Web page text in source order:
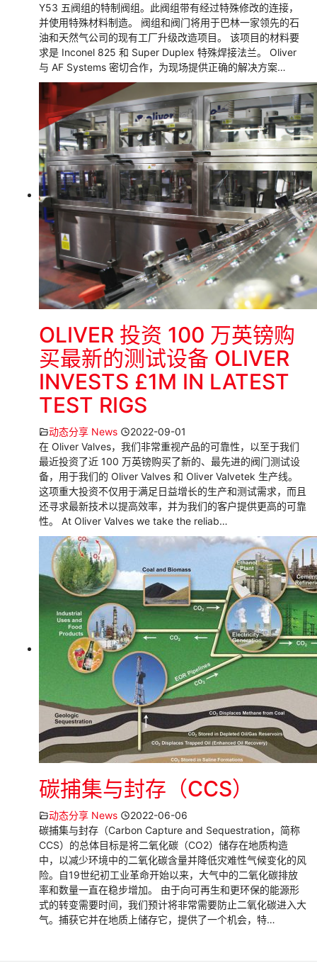
Y53 五阀组的特制阀组。此阀组带有经过特殊修改的连接，
并使用特殊材料制造。 阀组和阀门将用于巴林一家领先的石
油和天然气公司的现有工厂升级改造项目。 该项目的材料要
求是 Inconel 825 和 Super Duplex 特殊焊接法兰。 Oliver
与 AF Systems 密切合作，为现场提供正确的解决方案…
OLIVER 投资 100 万英镑购
买最新的测试设备 OLIVER
INVESTS £1M IN LATEST
TEST RIGS
动态分享 News
2022-09-01
在 Oliver Valves，我们非常重视产品的可靠性，以至于我们
最近投资了近 100 万英镑购买了新的、最先进的阀门测试设
备，用于我们的 Oliver Valves 和 Oliver Valvetek 生产线。
这项重大投资不仅用于满足日益增长的生产和测试需求，而且
还寻求最新技术以提高效率，并为我们的客户提供更高的可靠
性。 At Oliver Valves we take the reliab…
碳捕集与封存（CCS）
动态分享 News
2022-06-06
碳捕集与封存（Carbon Capture and Sequestration，简称
CCS）的总体目标是将二氧化碳（CO2）储存在地质构造
中，以减少环境中的二氧化碳含量并降低灾难性气候变化的风
险。自19世纪初工业革命开始以来，大气中的二氧化碳排放
率和数量一直在稳步增加。 由于向可再生和更环保的能源形
式的转变需要时间，我们预计将非常需要防止二氧化碳进入大
气。捕获它并在地质上储存它，提供了一个机会，特…